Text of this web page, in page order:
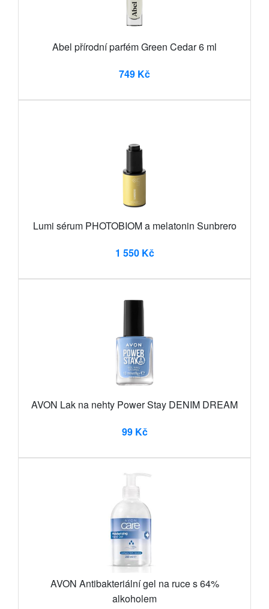
Abel přírodní parfém Green Cedar 6 ml
749 Kč
Lumi sérum PHOTOBIOM a melatonin Sunbrero
1 550 Kč
AVON Lak na nehty Power Stay DENIM DREAM
99 Kč
AVON Antibakteriální gel na ruce s 64%
alkoholem